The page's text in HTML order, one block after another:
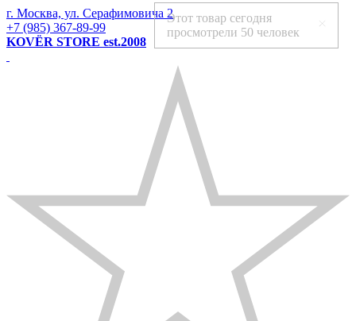
г. Москва, ул. Серафимовича 2
+7 (985) 367-89-99
KOVЁR STORE est.2008
Этот товар сегодня
просмотрели 50 человек